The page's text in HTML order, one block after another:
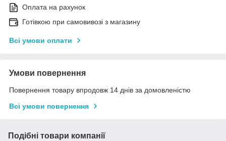
Оплата на рахунок
Готівкою при самовивозі з магазину
Всі умови оплати
Умови повернення
Повернення товару впродовж 14 днів за домовленістю
Всі умови повернення
Подібні товари компанії